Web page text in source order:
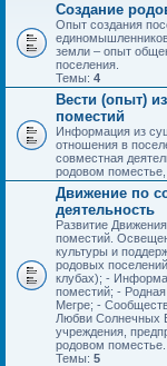
Создание
Опыт создания
земли – опыт
поселения.
Темы: 4
Вести (опыт)
поместий
Информация из
отношения в
совместная
родовом поместье,
Движение по
деятельность
Развитие
поместий.
культуры и
родовых
клубах); -
поместий; - Родная
Мегре; -
Любви Солнечных
учреждения,
родовом поместье.
Темы: 5